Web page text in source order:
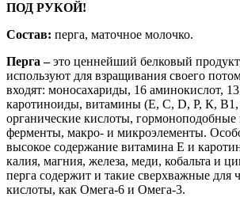
ПОД РУКОЙ!
Состав: перга, маточное молочко.
Перга –это ценнейший белковый
используют для взращивания своего
входят: моносахариды, 16 аминокислот,
каротиноиды, витамины (Е, С, D, P, К,
органические кислоты, гормоноподобные
ферменты, макро- и микроэлементы.
высокое содержание витамина Е и
калия, магния, железа, меди, кобальта и
перга содержит и такие сверхважные для
кислоты, как Омега-6 и Омега-3.